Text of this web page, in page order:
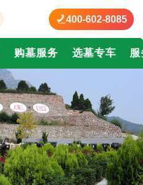
400-602-8085
购墓服务 选墓专车